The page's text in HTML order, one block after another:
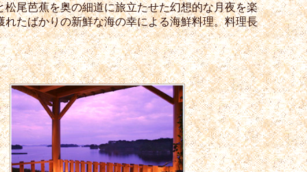
尾芭蕉を奥の細道に旅立たせた幻想的な月夜を楽
たばかりの新鮮な海の幸による海鮮料理。料理長